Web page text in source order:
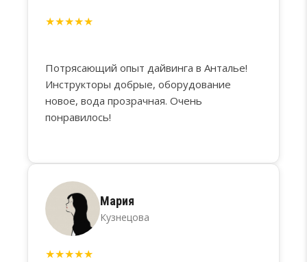
★★★★★
Потрясающий опыт дайвинга в Анталье!
Инструкторы добрые, оборудование
новое, вода прозрачная. Очень
понравилось!
Мария
Кузнецова
★★★★★